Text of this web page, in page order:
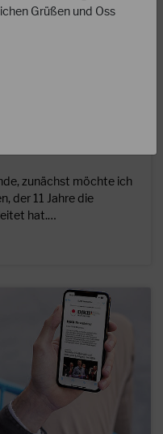
zunächst möchte ich
der 11 Jahre die
hat.…
Grüßen und Oss